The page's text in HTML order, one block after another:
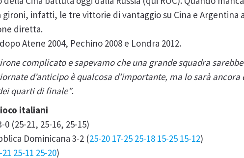
infatti, le tre vittorie di vantaggio su Cina e Argentina
diretta.
Atene 2004, Pechino 2008 e Londra 2012.
complicato e sapevamo che una grande squadra
d’anticipo è qualcosa d’importante, ma lo sarà
quarti di finale”.
italiani
(25-21, 25-16, 25-15)
Dominicana 3-2 (25-20 17-25 25-18 15-25 15-12)
21 25-11 25-20)